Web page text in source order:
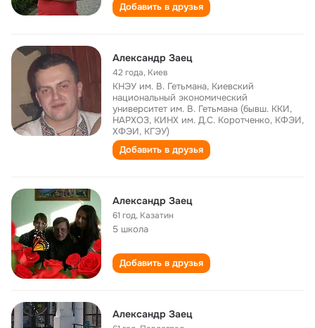
Добавить в друзья
Александр Заец
42 года, Киев
КНЭУ им. В. Гетьмана, Киевский
национальный экономический
университет им. В. Гетьмана (бывш. ККИ,
НАРХОЗ, КИНХ им. Д.С. Коротченко, КФЭИ,
ХФЭИ, КГЭУ)
Добавить в друзья
Александр Заец
61 год, Казатин
5 школа
Добавить в друзья
Александр Заец